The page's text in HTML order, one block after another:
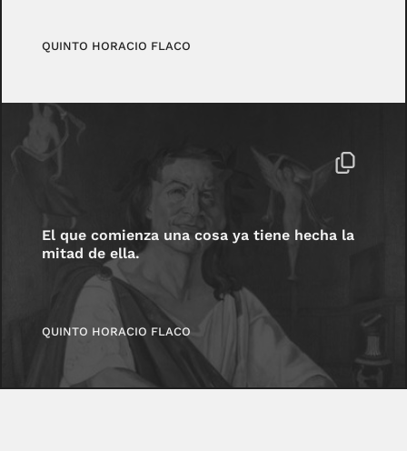
QUINTO HORACIO FLACO
El que comienza una cosa ya tiene hecha la
mitad de ella.
QUINTO HORACIO FLACO